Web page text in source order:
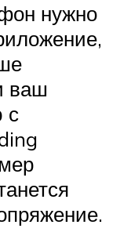
нужно
ваш
с